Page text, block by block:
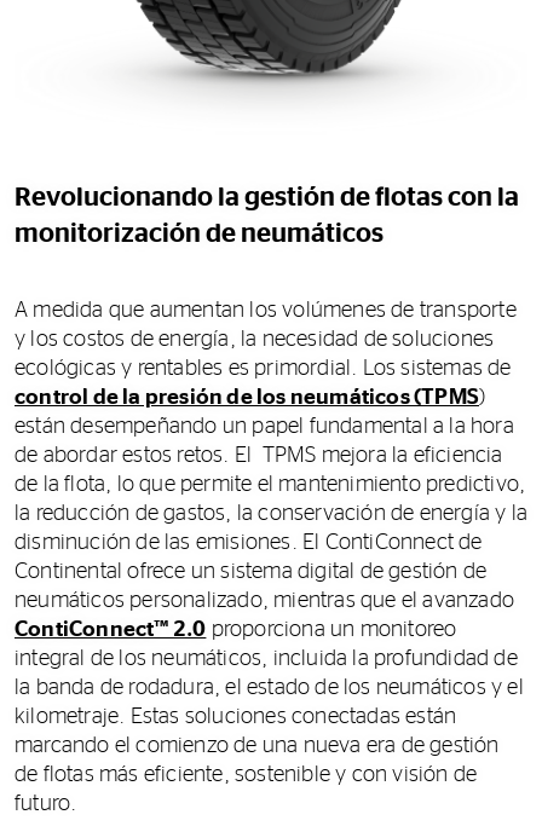
Revolucionando la gestión de flotas con la
monitorización de neumáticos
A medida que aumentan los volúmenes de transporte
y los costos de energía, la necesidad de soluciones
ecológicas y rentables es primordial. Los sistemas de
control de la presión de los neumáticos (TPMS)
están desempeñando un papel fundamental a la hora
de abordar estos retos. El TPMS mejora la eficiencia
de la flota, lo que permite el mantenimiento predictivo,
la reducción de gastos, la conservación de energía y la
disminución de las emisiones. El ContiConnect de
Continental ofrece un sistema digital de gestión de
neumáticos personalizado, mientras que el avanzado
ContiConnect™ 2.0 proporciona un monitoreo
integral de los neumáticos, incluida la profundidad de
la banda de rodadura, el estado de los neumáticos y el
kilometraje. Estas soluciones conectadas están
marcando el comienzo de una nueva era de gestión
de flotas más eficiente, sostenible y con visión de
futuro.